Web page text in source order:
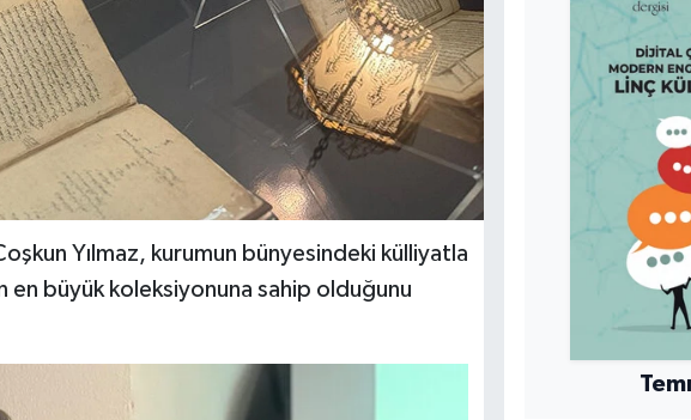
Yılmaz, kurumun bünyesindeki külliyatla
en büyük koleksiyonuna sahip olduğunu